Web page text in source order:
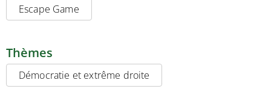
Escape Game
Thèmes
Démocratie et extrême droite